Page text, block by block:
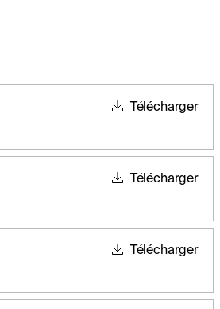
Télécharger
Télécharger
Télécharger